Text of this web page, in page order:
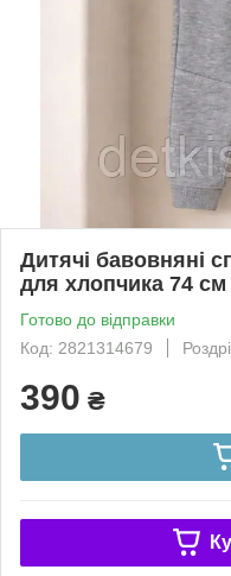
Дитячі бавовняні
для хлопчика 74
Готово до відправки
Код: 2821314679
390 ₴